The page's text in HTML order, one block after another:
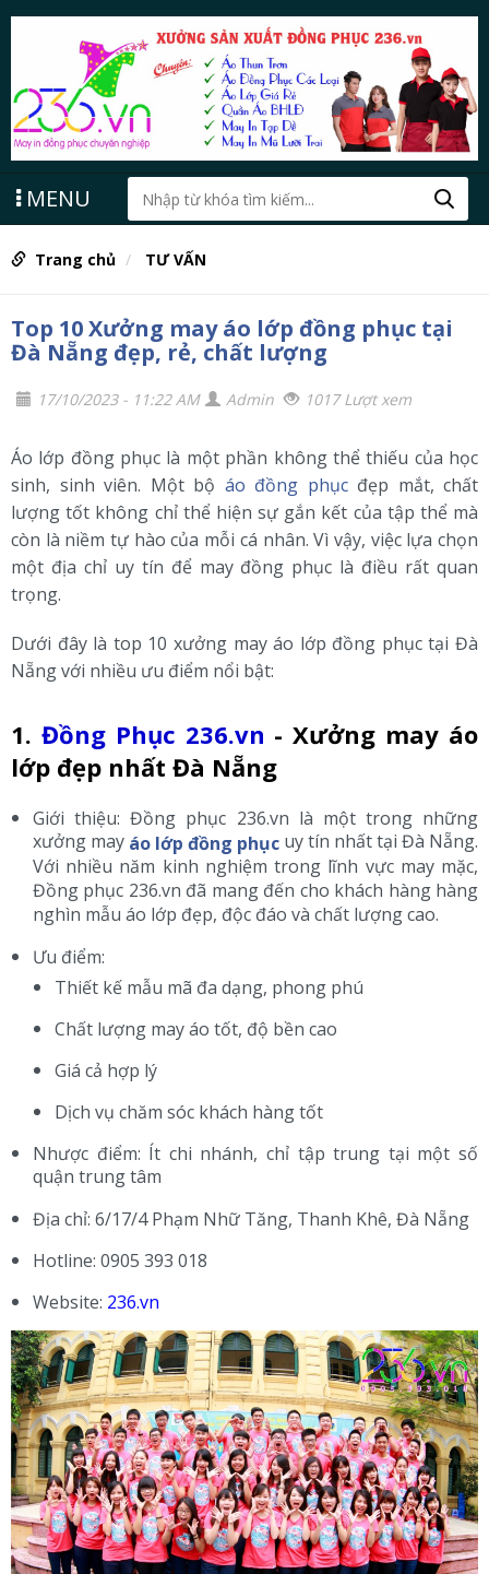
MENU
Trang chủ TƯ VẤN
Top 10 Xưởng may áo lớp đồng phục tại
Đà Nẵng đẹp, rẻ, chất lượng
17/10/2023 - 11:22 AM Admin 1017 Lượt xem
Áo lớp đồng phục là một phần không thể thiếu của học
sinh, sinh viên. Một bộ áo đồng phụcđẹp mắt, chất
lượng tốt không chỉ thể hiện sự gắn kết của tập thể mà
còn là niềm tự hào của mỗi cá nhân. Vì vậy, việc lựa chọn
một địa chỉ uy tín để may đồng phục là điều rất quan
trọng.
Dưới đây là top 10 xưởng may áo lớp đồng phục tại Đà
Nẵng với nhiều ưu điểm nổi bật:
1. Đồng Phục 236.vn - Xưởng may áo
lớp đẹp nhất Đà Nẵng
Giới thiệu: Đồng phục 236.vn là một trong những
xưởng may áo lớp đồng phục uy tín nhất tại Đà Nẵng.
Với nhiều năm kinh nghiệm trong lĩnh vực may mặc,
Đồng phục 236.vn đã mang đến cho khách hàng hàng
nghìn mẫu áo lớp đẹp, độc đáo và chất lượng cao.
Ưu điểm:
Thiết kế mẫu mã đa dạng, phong phú
Chất lượng may áo tốt, độ bền cao
Giá cả hợp lý
Dịch vụ chăm sóc khách hàng tốt
Nhược điểm: Ít chi nhánh, chỉ tập trung tại một số
quận trung tâm
Địa chỉ: 6/17/4 Phạm Nhữ Tăng, Thanh Khê, Đà Nẵng
Hotline: 0905 393 018
Website: 236.vn